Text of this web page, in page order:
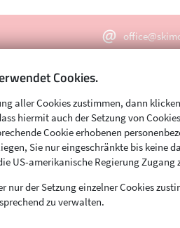
Cookies.
aller Cookies zustimmen, dann
hiermit auch der Setzung von
Cookie erhobenen
Sie nur eingeschränkte bis keine
US-amerikanische Regierung Zugang
nur der Setzung einzelner Cookies
zu verwalten.